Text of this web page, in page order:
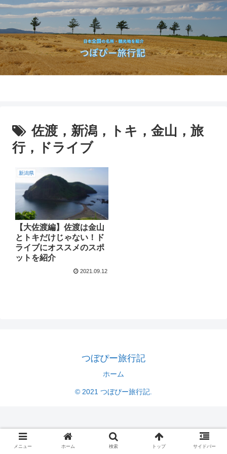
佐渡，新潟，トキ，金山，旅
行，ドライブ
新潟県
【大佐渡編】佐渡は金山
とトキだけじゃない！ド
ライブにオススメのスポ
ットを紹介
2021.09.12
つぼぴー旅行記
ホーム
© 2021 つぼぴー旅行記.
メニュー ホーム 検索 トップ サイドバー